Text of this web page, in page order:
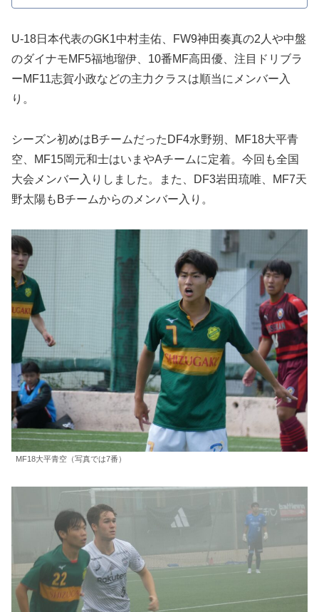
U-18日本代表のGK1中村圭佑、FW9神田奏真の2人や中盤
のダイナモMF5福地瑠伊、10番MF高田優、注目ドリブラ
ーMF11志賀小政などの主力クラスは順当にメンバー入
り。
シーズン初めはBチームだったDF4水野朔、MF18大平青
空、MF15岡元和士はいまやAチームに定着。今回も全国
大会メンバー入りしました。また、DF3岩田琉唯、MF7天
野太陽もBチームからのメンバー入り。
MF18大平青空（写真では7番）